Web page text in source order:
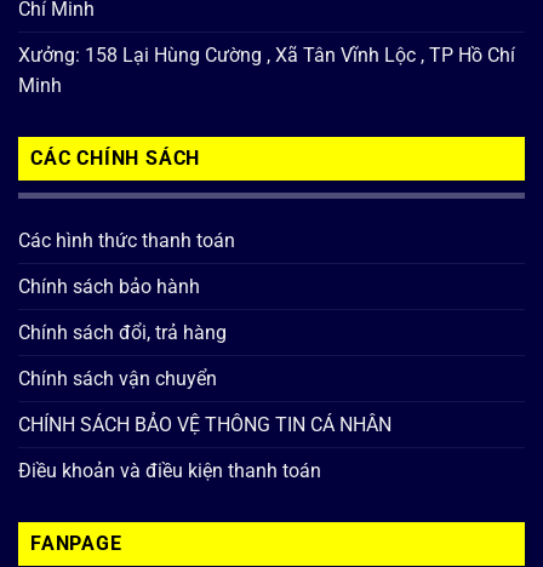
Chí Minh
Xưởng: 158 Lại Hùng Cường , Xã Tân Vĩnh Lộc , TP Hồ Chí
Minh
CÁC CHÍNH SÁCH
Các hình thức thanh toán
Chính sách bảo hành
Chính sách đổi, trả hàng
Chính sách vận chuyển
CHÍNH SÁCH BẢO VỆ THÔNG TIN CÁ NHÂN
Điều khoản và điều kiện thanh toán
FANPAGE